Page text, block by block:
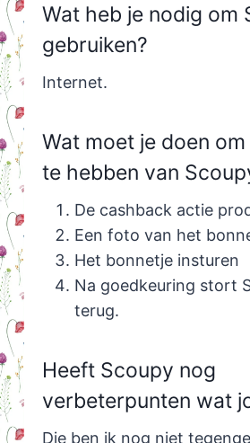
Wat heb je nodig om
gebruiken?
Internet.
Wat moet je doen
te hebben van
De cashback actie
Een foto van het
Het bonnetje insturen
Na goedkeuring stort
terug.
Heeft Scoupy nog
verbeterpunten wat
Die ben ik nog niet